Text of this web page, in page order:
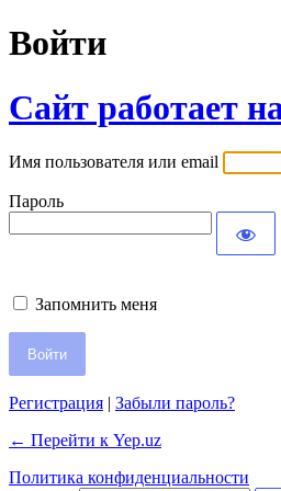
Войти
Сайт работает
Имя пользователя или email
Пароль
Запомнить меня
Регистрация | Забыли пароль?
← Перейти к Yep.uz
Политика конфиденциальности